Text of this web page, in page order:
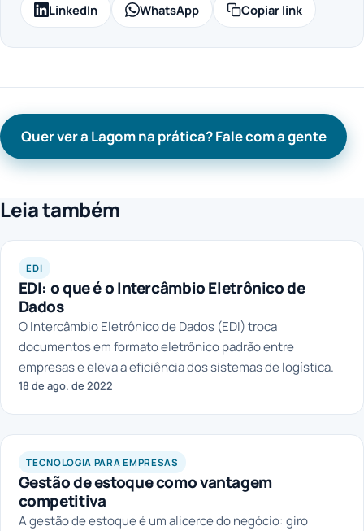
LinkedIn WhatsApp Copiar link
Quer ver a Lagom na prática? Fale com a gente
Leia também
EDI
EDI: o que é o Intercâmbio Eletrônico de
Dados
O Intercâmbio Eletrônico de Dados (EDI) troca
documentos em formato eletrônico padrão entre
empresas e eleva a eficiência dos sistemas de logística.
18 de ago. de 2022
TECNOLOGIA PARA EMPRESAS
Gestão de estoque como vantagem
competitiva
A gestão de estoque é um alicerce do negócio: giro